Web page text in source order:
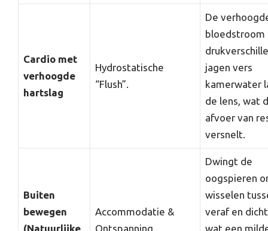
Cardio met
verhoogde
hartslag
Hydrostatische
“Flush”.
De
bloedstroom
jagen vers
kamerwater
de lens, wat
afvoer van
versnelt.
Buiten
bewegen
(Natuurlijke
Accommodatie &
Ontspanning.
Dwingt de
oogspieren
wisselen
veraf en
wat een